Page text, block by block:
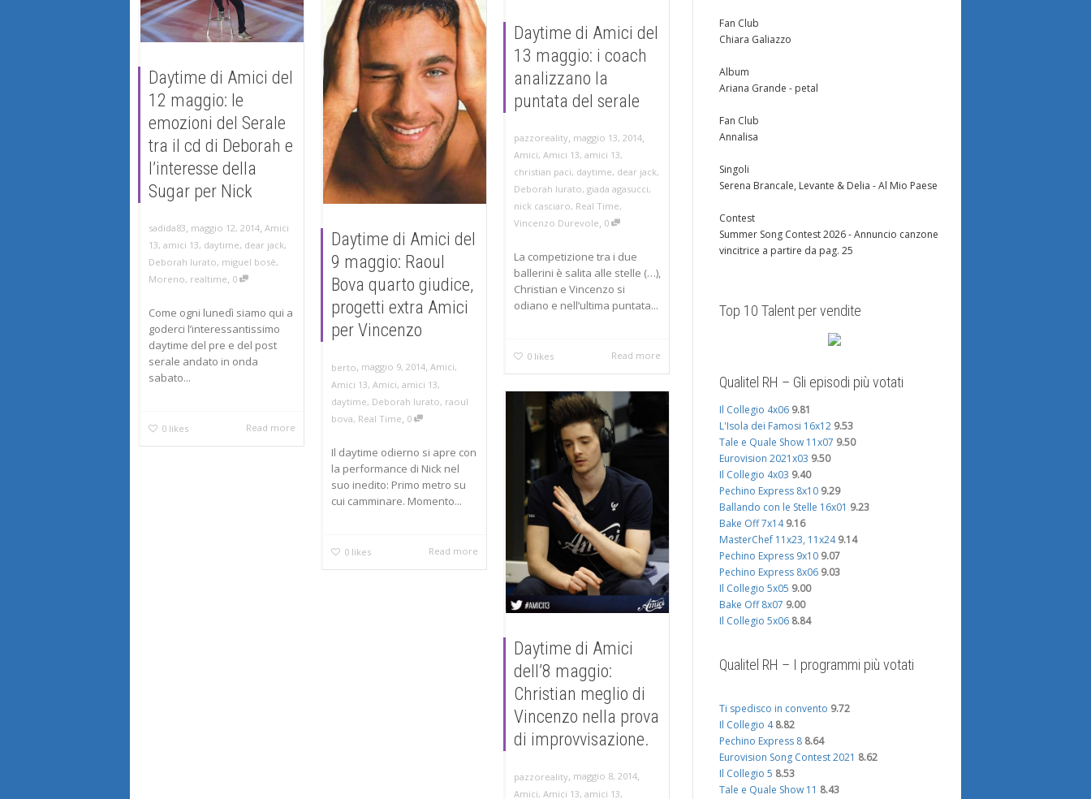
Daytime di Amici del
13 maggio: i coach
analizzano la
puntata del serale
pazzoreality, maggio 13, 2014,
Amici, Amici 13, amici 13,
christian paci, daytime, dear jack,
Deborah Iurato, giada agasucci,
nick casciaro, Real Time,
Vincenzo Durevole, 0
La competizione tra i due
ballerini è salita alle stelle (…),
Christian e Vincenzo si
odiano e nell’ultima puntata...
0 likes Read more
Daytime di Amici del
12 maggio: le
emozioni del Serale
tra il cd di Deborah e
l’interesse della
Sugar per Nick
sadida83, maggio 12, 2014, Amici
13, amici 13, daytime, dear jack,
Deborah Iurato, miguel bosè,
Moreno, realtime, 0
Come ogni lunedì siamo qui a
goderci l’interessantissimo
daytime del pre e del post
serale andato in onda
sabato...
0 likes Read more
Daytime di Amici del
9 maggio: Raoul
Bova quarto giudice,
progetti extra Amici
per Vincenzo
berto, maggio 9, 2014, Amici,
Amici 13, Amici, amici 13,
daytime, Deborah Iurato, raoul
bova, Real Time, 0
Il daytime odierno si apre con
la performance di Nick nel
suo inedito: Primo metro su
cui camminare. Momento...
0 likes Read more
Daytime di Amici
dell’8 maggio:
Christian meglio di
Vincenzo nella prova
di improvvisazione.
pazzoreality, maggio 8, 2014,
Amici, Amici 13, amici 13,
Fan Club
Chiara Galiazzo
Album
Ariana Grande - petal
Fan Club
Annalisa
Singoli
Serena Brancale, Levante & Delia - Al Mio Paese
Contest
Summer Song Contest 2026 - Annuncio canzone
vincitrice a partire da pag. 25
Top 10 Talent per vendite
Qualitel RH – Gli episodi più votati
Il Collegio 4x06 9.81
L'Isola dei Famosi 16x12 9.53
Tale e Quale Show 11x07 9.50
Eurovision 2021x03 9.50
Il Collegio 4x03 9.40
Pechino Express 8x10 9.29
Ballando con le Stelle 16x01 9.23
Bake Off 7x14 9.16
MasterChef 11x23, 11x24 9.14
Pechino Express 9x10 9.07
Pechino Express 8x06 9.03
Il Collegio 5x05 9.00
Bake Off 8x07 9.00
Il Collegio 5x06 8.84
Qualitel RH – I programmi più votati
Ti spedisco in convento 9.72
Il Collegio 4 8.82
Pechino Express 8 8.64
Eurovision Song Contest 2021 8.62
Il Collegio 5 8.53
Tale e Quale Show 11 8.43